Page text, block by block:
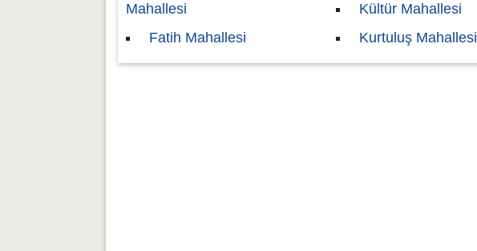
Mahallesi
Fatih Mahallesi
Kültür Mahallesi
Kurtuluş Mahallesi